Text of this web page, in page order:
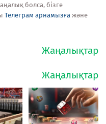
болса, бізге
Телеграм арнамызға және